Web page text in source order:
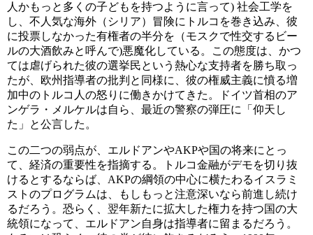
人かもっと多くの子どもを持つように言って) 社会工学を
し、不人気な海外（シリア）冒険にトルコを巻き込み、彼
に投票しなかった有権者の半分を（モスクで性交するビー
ルの大酒飲みと呼んで)悪魔化している。この態度は、かつ
ては虐げられた彼の選挙民という熱心な支持者を勝ち取っ
たが、欧州指導者の批判と同様に、彼の権威主義に憤る増
加中のトルコ人の怒りに働きかけてきた。ドイツ首相のア
ンゲラ・メルケルは自ら、最近の警察の弾圧に「仰天し
た」と公言した。
この二つの弱点が、エルドアンやAKPや国の将来にとっ
て、経済の重要性を指摘する。トルコ金融がデモを切り抜
けるとするならば、AKPの綱領の中心に横たわるイスラミ
ストのプログラムは、もしもっと注意深いなら前進し続け
るだろう。恐らく、翌年新たに拡大した権力を持つ国の大
統領になって、エルドアン自身は指導者に留まるだろう。